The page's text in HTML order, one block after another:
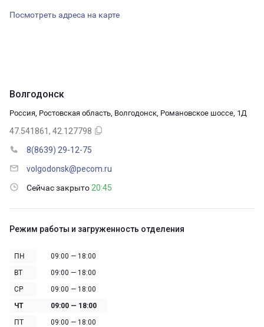
Посмотреть адреса на карте
Волгодонск
Россия, Ростовская область, Волгодонск, Романовское шоссе, 1Д
47.541861, 42.127798
8(8639) 29-12-75
volgodonsk@pecom.ru
Сейчас закрыто 20:45
Режим работы и загруженность отделения
ПН
09:00 — 18:00
ВТ
09:00 — 18:00
СР
09:00 — 18:00
ЧТ
09:00 — 18:00
ПТ
09:00 — 18:00